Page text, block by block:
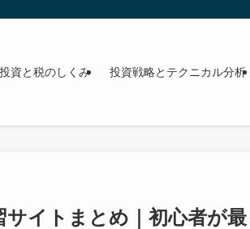
投資と税のしくみ 投資戦略とテクニカル分析
イトまとめ｜初心者が最